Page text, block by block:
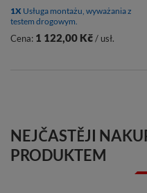
1X Usługa montażu, wyważania z
testem drogowym.
Cena: 1 122,00 Kč/ usł.
NEJČASTĚJI
PRODUKTEM